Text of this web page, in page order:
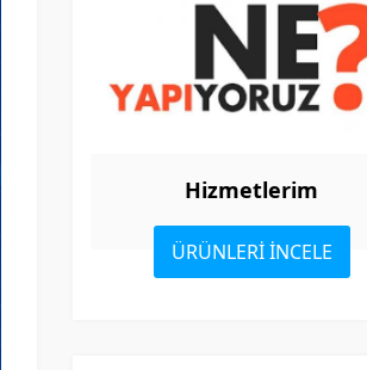
Hizmetlerim
ÜRÜNLERİ İNCELE